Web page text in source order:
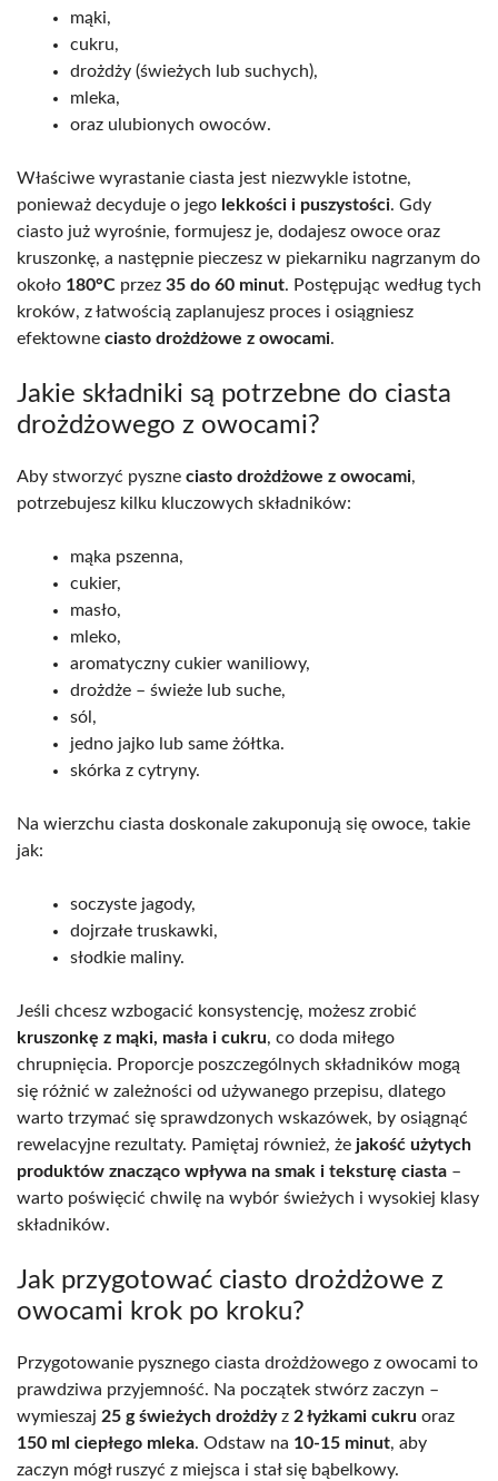
mąki,
cukru,
drożdży (świeżych lub suchych),
mleka,
oraz ulubionych owoców.
Właściwe wyrastanie ciasta jest niezwykle istotne,
ponieważ decyduje o jego lekkości i puszystości. Gdy
ciasto już wyrośnie, formujesz je, dodajesz owoce oraz
kruszonkę, a następnie pieczesz w piekarniku nagrzanym do
około 180°C przez 35 do 60 minut. Postępując według tych
kroków, z łatwością zaplanujesz proces i osiągniesz
efektowne ciasto drożdżowe z owocami.
Jakie składniki są potrzebne do ciasta
drożdżowego z owocami?
Aby stworzyć pyszne ciasto drożdżowe z owocami,
potrzebujesz kilku kluczowych składników:
mąka pszenna,
cukier,
masło,
mleko,
aromatyczny cukier waniliowy,
drożdże – świeże lub suche,
sól,
jedno jajko lub same żółtka.
skórka z cytryny.
Na wierzchu ciasta doskonale zakuponują się owoce, takie
jak:
soczyste jagody,
dojrzałe truskawki,
słodkie maliny.
Jeśli chcesz wzbogacić konsystencję, możesz zrobić
kruszonkę z mąki, masła i cukru, co doda miłego
chrupnięcia. Proporcje poszczególnych składników mogą
się różnić w zależności od używanego przepisu, dlatego
warto trzymać się sprawdzonych wskazówek, by osiągnąć
rewelacyjne rezultaty. Pamiętaj również, że jakość użytych
produktów znacząco wpływa na smak i teksturę ciasta –
warto poświęcić chwilę na wybór świeżych i wysokiej klasy
składników.
Jak przygotować ciasto drożdżowe z
owocami krok po kroku?
Przygotowanie pysznego ciasta drożdżowego z owocami to
prawdziwa przyjemność. Na początek stwórz zaczyn –
wymieszaj 25 g świeżych drożdżyz 2 łyżkami cukru oraz
150 ml ciepłego mleka. Odstaw na 10-15 minut, aby
zaczyn mógł ruszyć z miejsca i stał się bąbelkowy.